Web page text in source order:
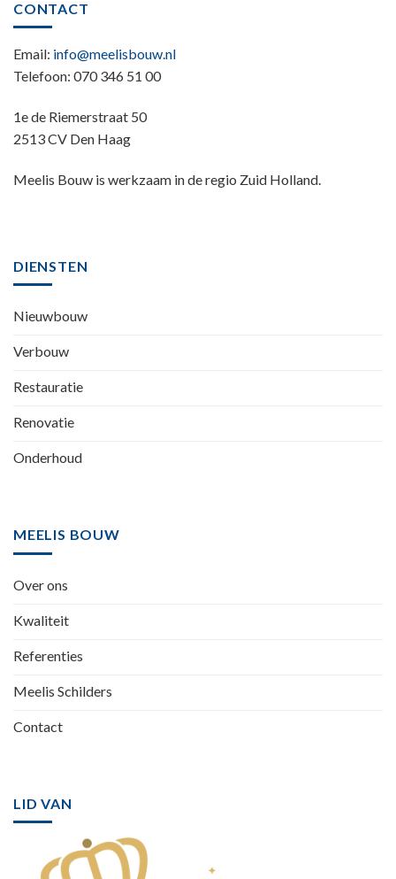
CONTACT
Email: info@meelisbouw.nl
Telefoon: 070 346 51 00
1e de Riemerstraat 50
2513 CV Den Haag
Meelis Bouw is werkzaam in de regio Zuid Holland.
DIENSTEN
Nieuwbouw
Verbouw
Restauratie
Renovatie
Onderhoud
MEELIS BOUW
Over ons
Kwaliteit
Referenties
Meelis Schilders
Contact
LID VAN